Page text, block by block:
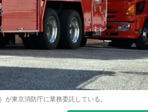
東京消防庁に業務委託している。